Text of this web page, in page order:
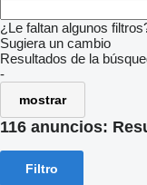
¿Le faltan algunos
Sugiera un cambio
Resultados de la
-
mostrar
116 anuncios:
Filtro